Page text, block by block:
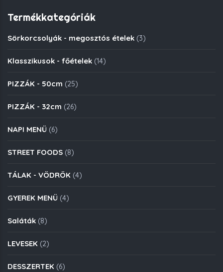
Termékkategóriák
Sörkorcsolyák - megosztós ételek (3)
Klasszikusok - főételek (14)
PIZZÁK - 50cm (25)
PIZZÁK - 32cm (26)
NAPI MENÜ (6)
STREET FOODS (8)
TÁLAK - VÖDRÖK (4)
GYEREK MENÜ (4)
Saláták (8)
LEVESEK (2)
DESSZERTEK (6)